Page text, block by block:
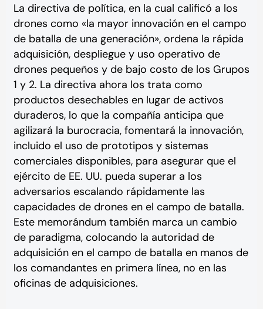
La directiva de política, en la cual calificó a los
drones como «la mayor innovación en el campo
de batalla de una generación», ordena la rápida
adquisición, despliegue y uso operativo de
drones pequeños y de bajo costo de los Grupos
1 y 2. La directiva ahora los trata como
productos desechables en lugar de activos
duraderos, lo que la compañía anticipa que
agilizará la burocracia, fomentará la innovación,
incluido el uso de prototipos y sistemas
comerciales disponibles, para asegurar que el
ejército de EE. UU. pueda superar a los
adversarios escalando rápidamente las
capacidades de drones en el campo de batalla.
Este memorándum también marca un cambio
de paradigma, colocando la autoridad de
adquisición en el campo de batalla en manos de
los comandantes en primera línea, no en las
oficinas de adquisiciones.